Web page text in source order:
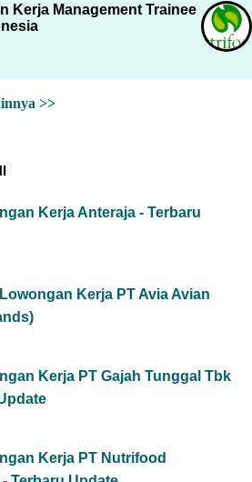
Kerja Management Trainee
>>
Kerja Anteraja - Terbaru
Kerja PT Avia Avian
Kerja PT Gajah Tunggal Tbk
Kerja PT Nutrifood